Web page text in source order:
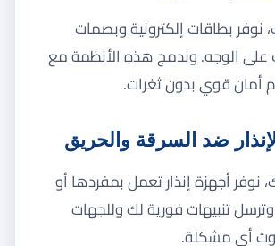
نوفر بطاقات إلكترونية وبصمات
على الوجه. وندمج هذه الأنظمة مع
أمان قوي بدون ثغرات.
ضد السرقة والحريق
نوفر أجهزة إنذار تعمل بمفردها أو
تنبيهات فورية لك وللجهات
أي مشكلة.